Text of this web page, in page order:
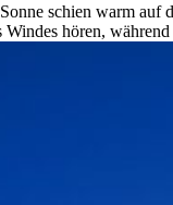
schien warm
hören,